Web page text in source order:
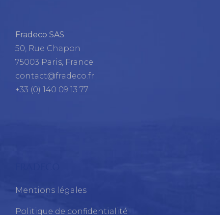
Fradeco SAS
50, Rue Chapon
75003 Paris, France
contact@fradeco.fr
+33 (0) 140 09 13 77
Mentions légales
Politique de confidentialité